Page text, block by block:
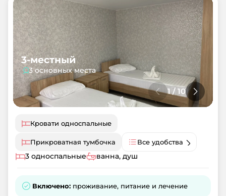
3-местный
3 основных места
1 / 10
Кровати односпальные
Прикроватная тумбочка
Все удобства
3 односпальные
ванна, душ
Включено: проживание, питание и лечение